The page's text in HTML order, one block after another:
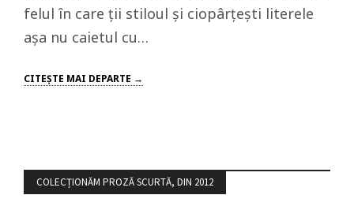
felul în care ții stiloul și ciopârțești literele
așa nu caietul cu…
CITEŞTE MAI DEPARTE →
COLECȚIONĂM PROZĂ SCURTĂ, DIN 2012